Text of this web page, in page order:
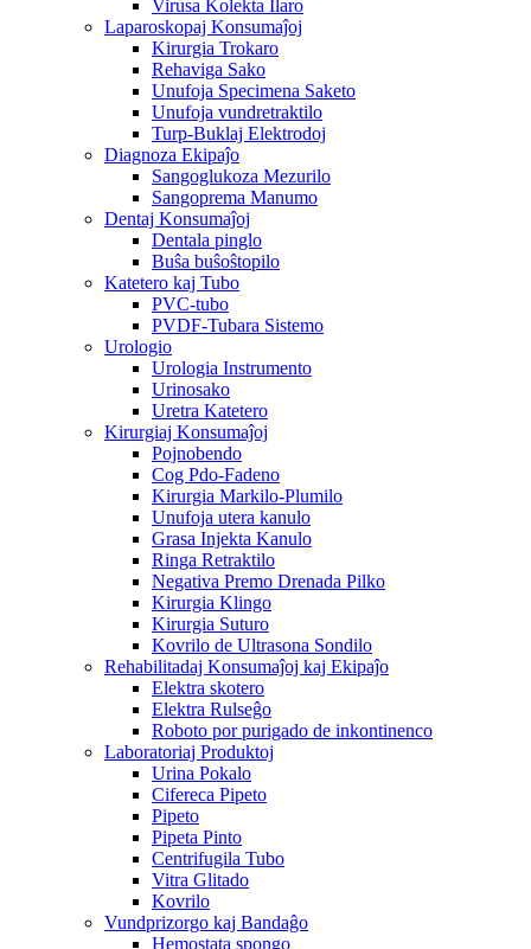
Virusa Kolekta Ilaro
Laparoskopaj Konsumaĵoj
Kirurgia Trokaro
Rehaviga Sako
Unufoja Specimena Saketo
Unufoja vundretraktilo
Turp-Buklaj Elektrodoj
Diagnoza Ekipaĵo
Sangoglukoza Mezurilo
Sangoprema Manumo
Dentaj Konsumaĵoj
Dentala pinglo
Buŝa buŝoŝtopilo
Katetero kaj Tubo
PVC-tubo
PVDF-Tubara Sistemo
Urologio
Urologia Instrumento
Urinosako
Uretra Katetero
Kirurgiaj Konsumaĵoj
Pojnobendo
Cog Pdo-Fadeno
Kirurgia Markilo-Plumilo
Unufoja utera kanulo
Grasa Injekta Kanulo
Ringa Retraktilo
Negativa Premo Drenada Pilko
Kirurgia Klingo
Kirurgia Suturo
Kovrilo de Ultrasona Sondilo
Rehabilitadaj Konsumaĵoj kaj Ekipaĵo
Elektra skotero
Elektra Rulseĝo
Roboto por purigado de inkontinenco
Laboratoriaj Produktoj
Urina Pokalo
Cifereca Pipeto
Pipeto
Pipeta Pinto
Centrifugila Tubo
Vitra Glitado
Kovrilo
Vundprizorgo kaj Bandaĝo
Hemostata spongo